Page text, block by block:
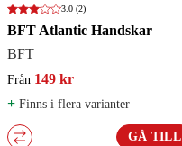
3.0 (2)
BFT Atlantic Handskar
BFT
Från 149 kr
+ Finns i flera varianter
GÅ TILL